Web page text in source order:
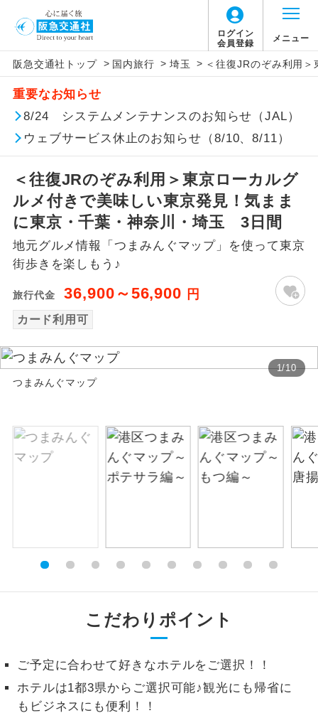
ログイン
会員登録
メニュー
阪急交通社トップ > 国内旅行 > 埼玉 > ＜往復JRのぞみ利用
重要なお知らせ
8/24 システムメンテナンスのお知らせ（JAL）
ウェブサービス休止のお知らせ（8/10、8/11）
＜往復JRのぞみ利用＞東京ローカルグ
ルメ付きで美味しい東京発見！気まま
に東京・千葉・神奈川・埼玉 3日間
地元グルメ情報「つまみんぐマップ」を使って東京
街歩きを楽しもう♪
旅行代金 36,900～56,900 円
カード利用可
1/10
つまみんぐマップ
こだわりポイント
ご予定に合わせて好きなホテルをご選択！！
ホテルは1都3県からご選択可能♪観光にも帰省に
もビジネスにも便利！！
アイコン 説明
添乗員同行
往路出発空港（駅）から復路到着空港
（駅）まで同行します。
現地添乗員同
行
現地到着空港（駅）から最終日出発空港
（駅）まで添乗員が同行します。
バスガイド乗
務
バスガイドが乗務し、車内での観光案内
があります。
新コース 初登場のコースです。
世界遺産
ユネスコに登録されている文化遺産や自
絶景 絶景スポットに立ち寄るコースです。
温泉
露天風呂
す。
ご宿泊ホテルに大浴場が付いています。
お部屋食
お部屋にてゆっくりとお召し上がりいた
トラベルイヤ
周りの音を気にせず、ガイドさんの説明
をじっくり聞くことができます。
1名様催行
1名様から出発可能な個人型プランで
2名様催行
2名様から出発可能な個人型プランで